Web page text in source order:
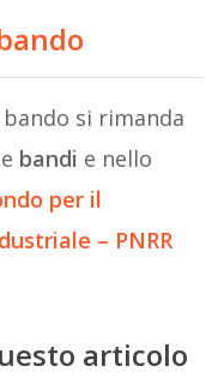
si rimanda
bandi e nello
per il
– PNRR
articolo